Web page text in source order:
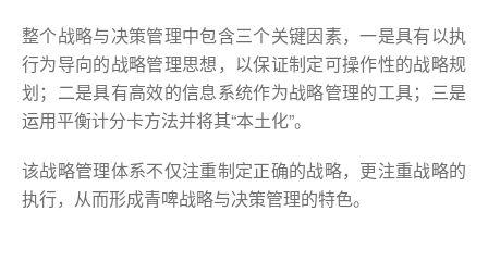
整个战略与决策管理中包含三个关键因素，一是具有以执
行为导向的战略管理思想，以保证制定可操作性的战略规
划；二是具有高效的信息系统作为战略管理的工具；三是
运用平衡计分卡方法并将其“本土化”。
该战略管理体系不仅注重制定正确的战略，更注重战略的
执行，从而形成青啤战略与决策管理的特色。